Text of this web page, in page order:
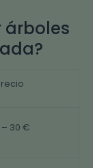
árboles
– 30 €